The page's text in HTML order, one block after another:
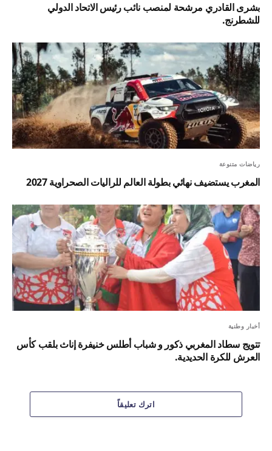
بشرى القادري مرشحة لمنصب نائب رئيس الاتحاد الدولي
للشطرنج.
رياضات متنوعة
المغرب يستضيف نهائي بطولة العالم للراليات الصحراوية 2027
أخبار وطنية
تتويج سطاد المغربي ذكور و شباب أطلس خنيفرة إناث بلقب كأس
العرش للكرة الحديدية.
اترك تعليقاً